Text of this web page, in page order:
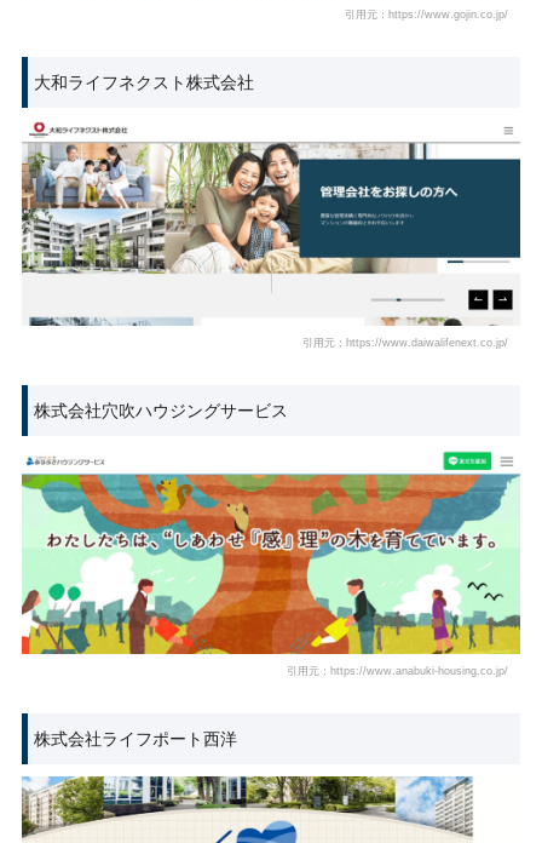
引用元：https://www.gojin.co.jp/
大和ライフネクスト株式会社
引用元：https://www.daiwalifenext.co.jp/
株式会社穴吹ハウジングサービス
引用元：https://www.anabuki-housing.co.jp/
株式会社ライフポート西洋